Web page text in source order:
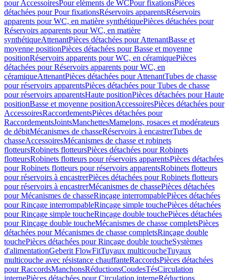
pour AccessoiresPour eléments de WCPour fixationsPièces
détachées pour Pour fixationsRéservoirs apparentsRéservoirs
apparents pour WC, en matière synthétiquePièces détachées pour
Réservoirs apparents pour WC, en matière
synthétiqueAttenantPièces détachées pour AttenantBasse et
moyenne positionPièces détachées pour Basse et moyenne
positionRéservoirs apparents pour WC, en céramiquePièces
détachées pour Réservoirs apparents pour WC, en
céramiqueAttenantPièces détachées pour AttenantTubes de chasse
pour réservoirs apparentsPièces détachées pour Tubes de chasse
pour réservoirs apparentsHaute positionPièces détachées pour Haute
positionBasse et moyenne positionAccessoiresPièces détachées pour
AccessoiresRaccordementsPièces détachées pour
RaccordementsJointsManchettesMamelons, rosaces et modérateurs
de débitMécanismes de chasseRéservoirs à encastrerTubes de
chasseAccessoiresMécanismes de chasse et robinets
flotteursRobinets flotteursPièces détachées pour Robinets
flotteursRobinets flotteurs pour réservoirs apparentsPièces détachées
pour Robinets flotteurs pour réservoirs apparentsRobinets flotteurs
pour réservoirs à encastrerPièces détachées pour Robinets flotteurs
pour réservoirs à encastrerMécanismes de chassePièces détachées
pour Mécanismes de chasseRinçage interrompablePièces détachées
pour Rinçage interrompableRinçage simple touchePièces détachées
pour Rinçage simple toucheRinçage double touchePièces détachées
pour Rinçage double toucheMécanismes de chasse completsPièces
détachées pour Mécanismes de chasse completsRinçage double
touchePièces détachées pour Rinçage double toucheSystèmes
d'alimentationGeberit FlowFitTuyaux multicoucheTuyaux
multicouche avec résistance chauffanteRaccordsPièces détachées
pour RaccordsManchonsRéductionsCoudesTésCirculation
internePièces détachées pour Circulation interneRéductions